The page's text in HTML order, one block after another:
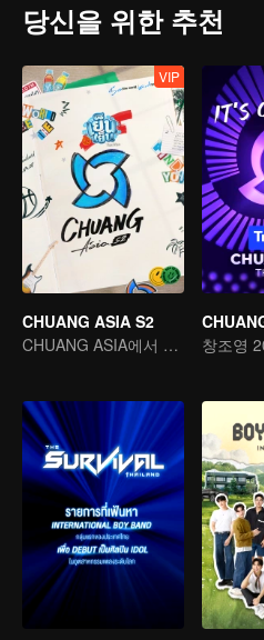
당신을 위한 추천
VIP
CHUANG ASIA S2
CHUANG ASIA에서 당신의 아이돌을 픽 하세요
창조영